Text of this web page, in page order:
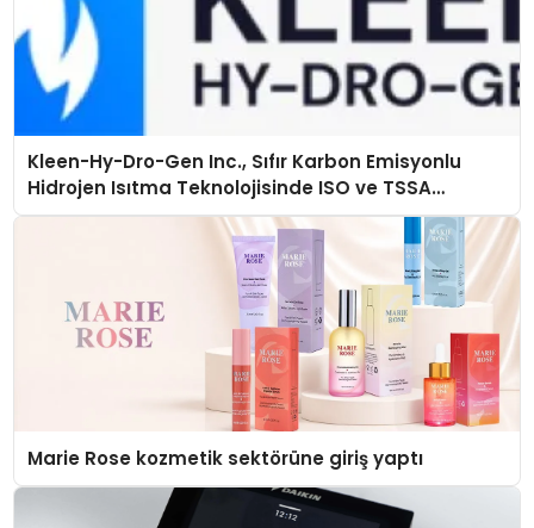
Kleen-Hy-Dro-Gen Inc., Sıfır Karbon Emisyonlu
Hidrojen Isıtma Teknolojisinde ISO ve TSSA
Düzenleyici Onaylarını Aldı
Marie Rose kozmetik sektörüne giriş yaptı